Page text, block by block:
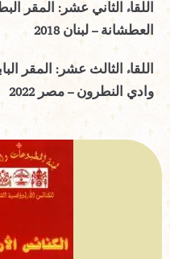
اللقاء الثاني عشر: المقر
العطشانة – لبنان 2018
اللقاء الثالث عشر: المقر
وادي النطرون – مصر 2022